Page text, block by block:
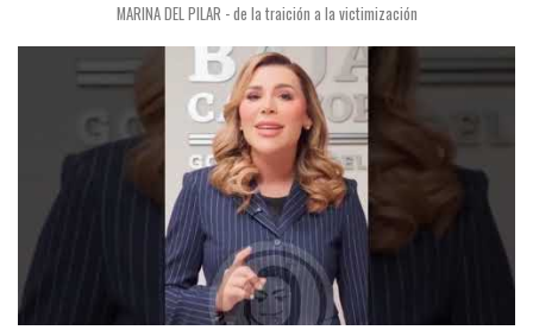
MARINA DEL PILAR - de la traición a la victimización